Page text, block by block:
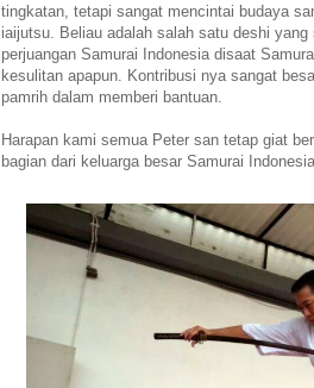
tingkatan, tetapi sangat mencintai budaya
iaijutsu. Beliau adalah salah satu deshi
perjuangan Samurai Indonesia disaat
kesulitan apapun. Kontribusi nya sangat
pamrih dalam memberi bantuan.
Harapan kami semua Peter san tetap giat
bagian dari keluarga besar Samurai